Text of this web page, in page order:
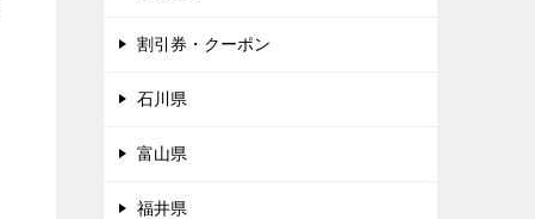
割引券・クーポン
石川県
富山県
福井県